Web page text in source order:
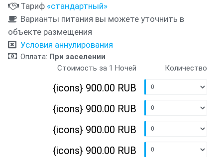
Тариф «стандартный»
Варианты питания вы можете уточнить в
объекте размещения
Условия аннулирования
Оплата: При заселении
Стоимость за 1 Ночей
Количество
{icons} 900.00 RUB
{icons} 900.00 RUB
{icons} 900.00 RUB
{icons} 900.00 RUB